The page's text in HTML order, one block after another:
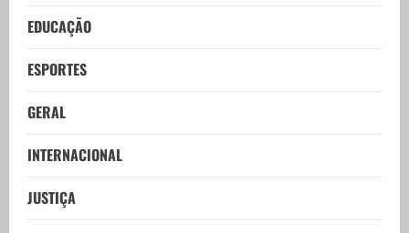
EDUCAÇÃO
ESPORTES
GERAL
INTERNACIONAL
JUSTIÇA